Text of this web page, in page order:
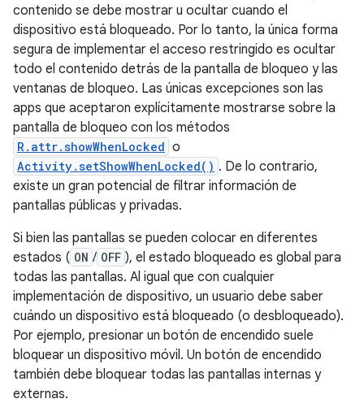
contenido se debe mostrar u ocultar cuando el
dispositivo está bloqueado. Por lo tanto, la única forma
segura de implementar el acceso restringido es ocultar
todo el contenido detrás de la pantalla de bloqueo y las
ventanas de bloqueo. Las únicas excepciones son las
apps que aceptaron explícitamente mostrarse sobre la
pantalla de bloqueo con los métodos
R.attr.showWhenLocked o
Activity.setShowWhenLocked() . De lo contrario,
existe un gran potencial de filtrar información de
pantallas públicas y privadas.
Si bien las pantallas se pueden colocar en diferentes
estados ( ON / OFF ), el estado bloqueado es global para
todas las pantallas. Al igual que con cualquier
implementación de dispositivo, un usuario debe saber
cuándo un dispositivo está bloqueado (o desbloqueado).
Por ejemplo, presionar un botón de encendido suele
bloquear un dispositivo móvil. Un botón de encendido
también debe bloquear todas las pantallas internas y
externas.